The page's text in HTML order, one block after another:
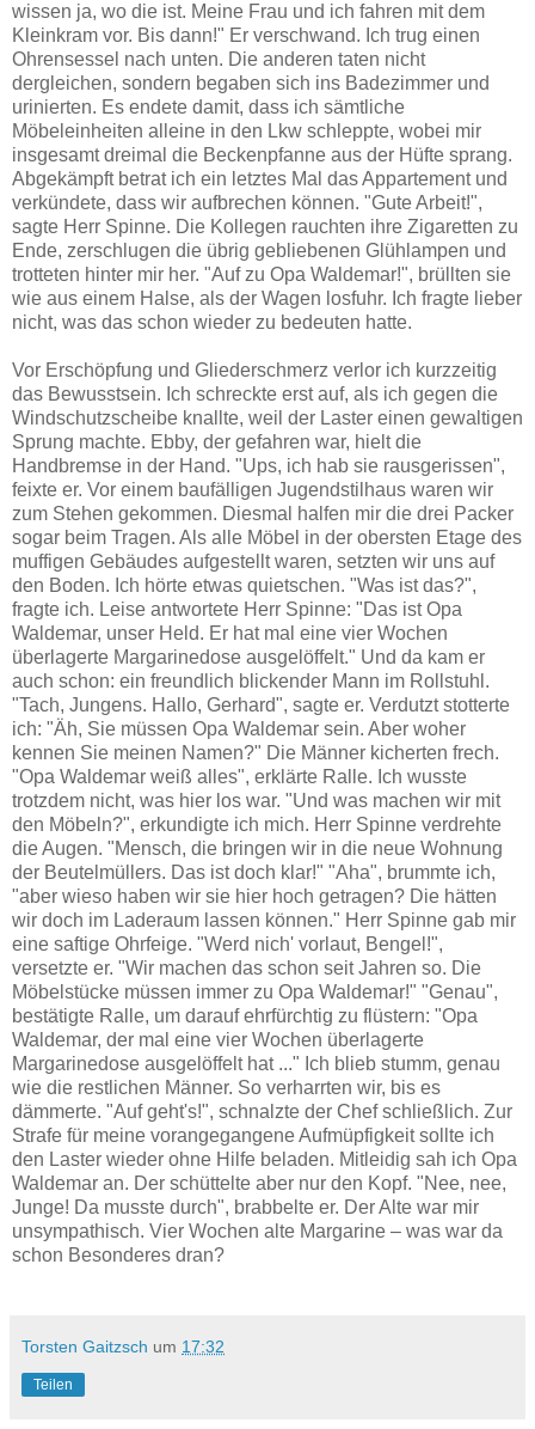
wissen ja, wo die ist. Meine Frau und ich fahren mit dem
Kleinkram vor. Bis dann!" Er verschwand. Ich trug einen
Ohrensessel nach unten. Die anderen taten nicht
dergleichen, sondern begaben sich ins Badezimmer und
urinierten. Es endete damit, dass ich sämtliche
Möbeleinheiten alleine in den Lkw schleppte, wobei mir
insgesamt dreimal die Beckenpfanne aus der Hüfte sprang.
Abgekämpft betrat ich ein letztes Mal das Appartement und
verkündete, dass wir aufbrechen können. "Gute Arbeit!",
sagte Herr Spinne. Die Kollegen rauchten ihre Zigaretten zu
Ende, zerschlugen die übrig gebliebenen Glühlampen und
trotteten hinter mir her. "Auf zu Opa Waldemar!", brüllten sie
wie aus einem Halse, als der Wagen losfuhr. Ich fragte lieber
nicht, was das schon wieder zu bedeuten hatte.
Vor Erschöpfung und Gliederschmerz verlor ich kurzzeitig
das Bewusstsein. Ich schreckte erst auf, als ich gegen die
Windschutzscheibe knallte, weil der Laster einen gewaltigen
Sprung machte. Ebby, der gefahren war, hielt die
Handbremse in der Hand. "Ups, ich hab sie rausgerissen",
feixte er. Vor einem baufälligen Jugendstilhaus waren wir
zum Stehen gekommen. Diesmal halfen mir die drei Packer
sogar beim Tragen. Als alle Möbel in der obersten Etage des
muffigen Gebäudes aufgestellt waren, setzten wir uns auf
den Boden. Ich hörte etwas quietschen. "Was ist das?",
fragte ich. Leise antwortete Herr Spinne: "Das ist Opa
Waldemar, unser Held. Er hat mal eine vier Wochen
überlagerte Margarinedose ausgelöffelt." Und da kam er
auch schon: ein freundlich blickender Mann im Rollstuhl.
"Tach, Jungens. Hallo, Gerhard", sagte er. Verdutzt stotterte
ich: "Äh, Sie müssen Opa Waldemar sein. Aber woher
kennen Sie meinen Namen?" Die Männer kicherten frech.
"Opa Waldemar weiß alles", erklärte Ralle. Ich wusste
trotzdem nicht, was hier los war. "Und was machen wir mit
den Möbeln?", erkundigte ich mich. Herr Spinne verdrehte
die Augen. "Mensch, die bringen wir in die neue Wohnung
der Beutelmüllers. Das ist doch klar!" "Aha", brummte ich,
"aber wieso haben wir sie hier hoch getragen? Die hätten
wir doch im Laderaum lassen können." Herr Spinne gab mir
eine saftige Ohrfeige. "Werd nich' vorlaut, Bengel!",
versetzte er. "Wir machen das schon seit Jahren so. Die
Möbelstücke müssen immer zu Opa Waldemar!" "Genau",
bestätigte Ralle, um darauf ehrfürchtig zu flüstern: "Opa
Waldemar, der mal eine vier Wochen überlagerte
Margarinedose ausgelöffelt hat ..." Ich blieb stumm, genau
wie die restlichen Männer. So verharrten wir, bis es
dämmerte. "Auf geht's!", schnalzte der Chef schließlich. Zur
Strafe für meine vorangegangene Aufmüpfigkeit sollte ich
den Laster wieder ohne Hilfe beladen. Mitleidig sah ich Opa
Waldemar an. Der schüttelte aber nur den Kopf. "Nee, nee,
Junge! Da musste durch", brabbelte er. Der Alte war mir
unsympathisch. Vier Wochen alte Margarine – was war da
schon Besonderes dran?
Torsten Gaitzsch um 17:32
Teilen